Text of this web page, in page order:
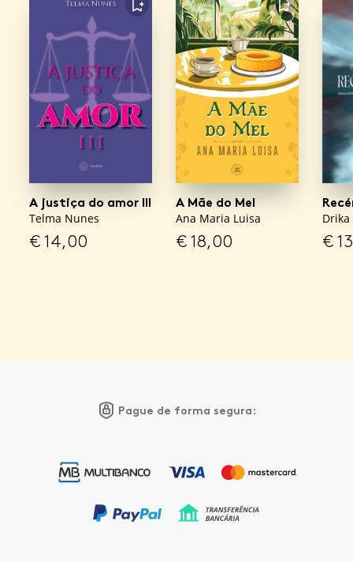
FAVORITO
A justiça do amor III
Telma Nunes
€14,00
FAVORITO
A Mãe do Mel
Ana Maria Luisa
€18,00 €
Pague de forma segura: